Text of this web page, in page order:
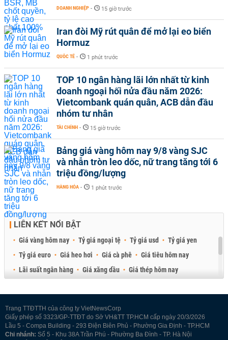
DOANH NGHIỆP - 15 giờ trước
Iran đòi Mỹ rút quân để mở lại eo biển
Hormuz
QUỐC TẾ - 1 phút trước
TOP 10 ngân hàng lãi lớn nhất từ kinh
doanh ngoại hối nửa đầu năm 2026:
Vietcombank quán quân, ACB dẫn đầu
nhóm tư nhân
TÀI CHÍNH - 15 giờ trước
Bảng giá vàng hôm nay 9/8 vàng SJC
và nhẫn tròn leo dốc, nữ trang tăng tới 6
triệu đồng/lượng
HÀNG HÓA - 1 phút trước
LIÊN KẾT NỔI BẬT
Giá vàng hôm nay Tỷ giá ngoại tệ Tỷ giá usd
Tỷ giá yen
Tỷ giá euro
Giá heo hơi Giá cà phê
Giá tiêu hôm nay
Lãi suất ngân hàng
Giá xăng dầu
Giá thép hôm nay
Trang TTĐTTH của công ty VietNewsCorp
Giấy phép số 3323/GP-TTĐT do Sở VH&TT TP.HCM cấp ngày 20/3/2026
Lầu 5 - Compa Building - 293 Điện Biên Phủ - Phường Gia Định - TP.HCM
Chi nhánh: Số 5 - Khu 38A Trần Phú - Phường Ba Đình - TP. Hà Nội